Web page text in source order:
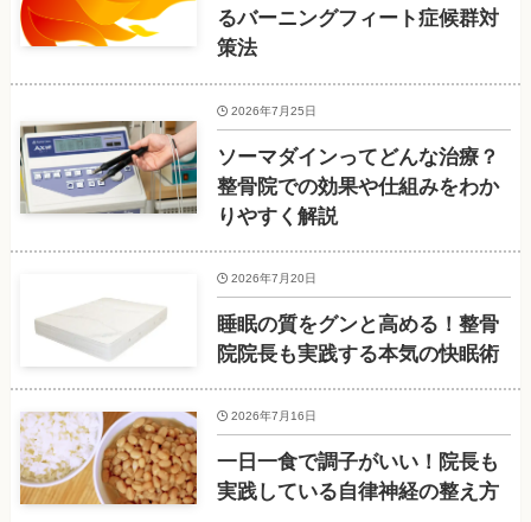
るバーニングフィート症候群対
策法
ソーマダインってどんな治療？
整骨院での効果や仕組みをわか
りやすく解説
2026年7月25日
睡眠の質をグンと高める！整骨
院院長も実践する本気の快眠術
2026年7月20日
一日一食で調子がいい！院長も
実践している自律神経の整え方
2026年7月16日